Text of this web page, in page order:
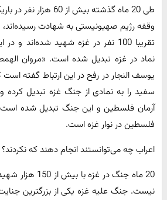
طی 20 ماه گذشته بیش از
وقفه رژیم صهیونیستی به شهادت
تقریبا 100 نفر در غزه شهید
نماد در غزه تبدیل شده است. «مروان
یوسف النجار در رفح در این ارتباط گفته
سفید را به نمادی از جنگ غزه تبدیل کرده
آرمان فلسطین و این جنگ تبدیل شده
فلسطین در نوار غزه است.
اعراب چه می‌توانستند انجام دهند که نکردند؟
20 ماه جنگ در
نیست. جنگ علیه غزه یکی از بزرگترین